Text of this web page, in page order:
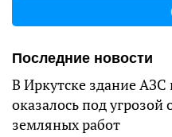
Последние новости
В Иркутске здание
оказалось под
земляных работ